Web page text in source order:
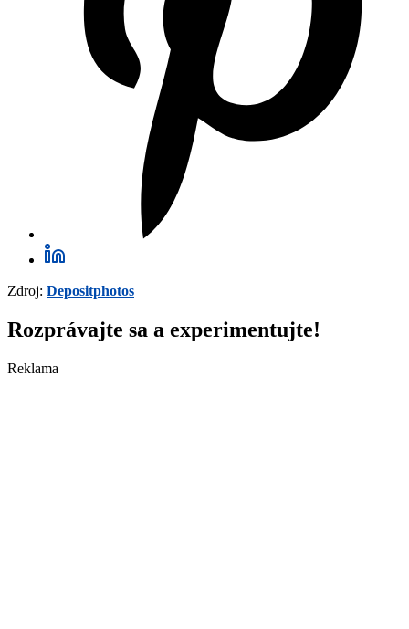
Zdroj: Depositphotos
Rozprávajte sa a experimentujte!
Reklama